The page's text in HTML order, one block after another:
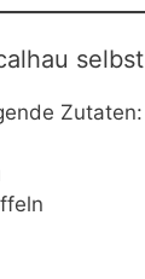
Zutaten: